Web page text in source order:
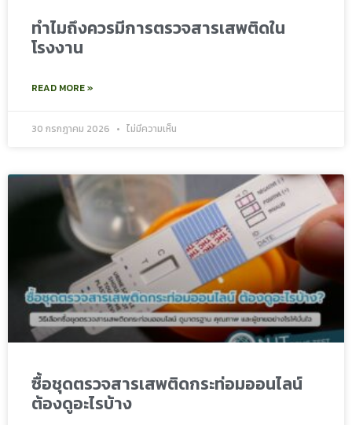
ทำไมถึงควรมีการตรวจสารเสพติดใน
โรงงาน
READ MORE »
30 กรกฎาคม 2026 ไม่มีความเห็น
ซื้อชุดตรวจสารเสพติดกระท่อมออนไลน์
ต้องดูอะไรบ้าง